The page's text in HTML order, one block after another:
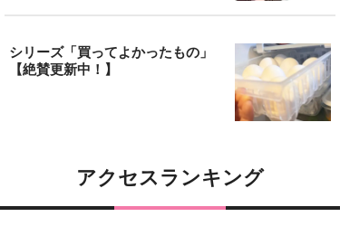
シリーズ「買ってよかったもの」
【絶賛更新中！】
アクセスランキング